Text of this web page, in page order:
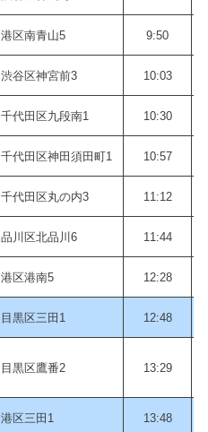
港区南青山5 9:50
渋谷区神宮前3 10:03
千代田区九段南1 10:30
千代田区神田須田町1 10:57
千代田区丸の内3 11:12
品川区北品川6 11:44
港区港南5 12:28
目黒区三田1 12:48
目黒区鷹番2 13:29
港区三田1 13:48